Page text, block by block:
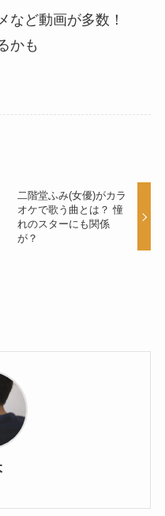
など動画が多数！
かも
二階堂ふみ(女優)がカラ
オケで歌う曲とは？ 憧
れのスターにも関係
が？